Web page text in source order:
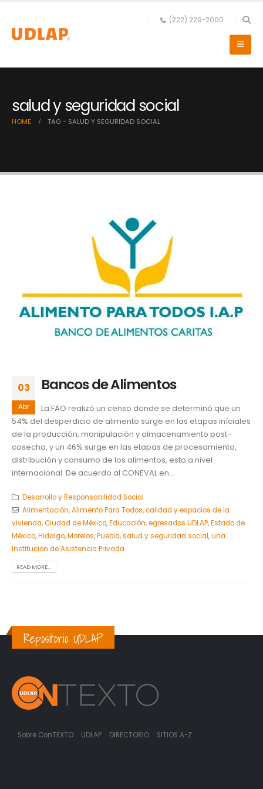
(222) 229-2000
salud y seguridad social
HOME TAG - SALUD Y SEGURIDAD SOCIAL
03
Abr
Bancos de Alimentos
La FAO realizó un censo donde se determinó que un
54% del desperdicio de alimento surge en las etapas iníciales
de la producción, manipulación y almacenamiento post-
cosecha, y un 46% surge en las etapas de procesamiento,
distribución y consumo de los alimentos, esto a nivel
internacional. De acuerdo al CONEVAL en...
Desarrollo y Responsabilidad Social
Alimentación,Alimento Para Todos,calidad y espacios de la
vivienda,Ciudad de México,Educación,egresados UDLAP,Estado de
México,Hidalgo,Morelos,Puebla,salud y seguridad social,una
Institución de Asistencia Privada
READ MORE...
Repositorio UDLAP
Sobre ConTEXTO UDLAP DIRECTORIO SITIOS A-Z